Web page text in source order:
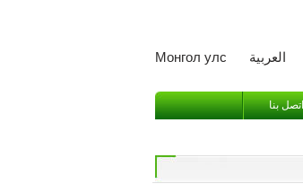
العربية Монгол улс
اتصل بنا